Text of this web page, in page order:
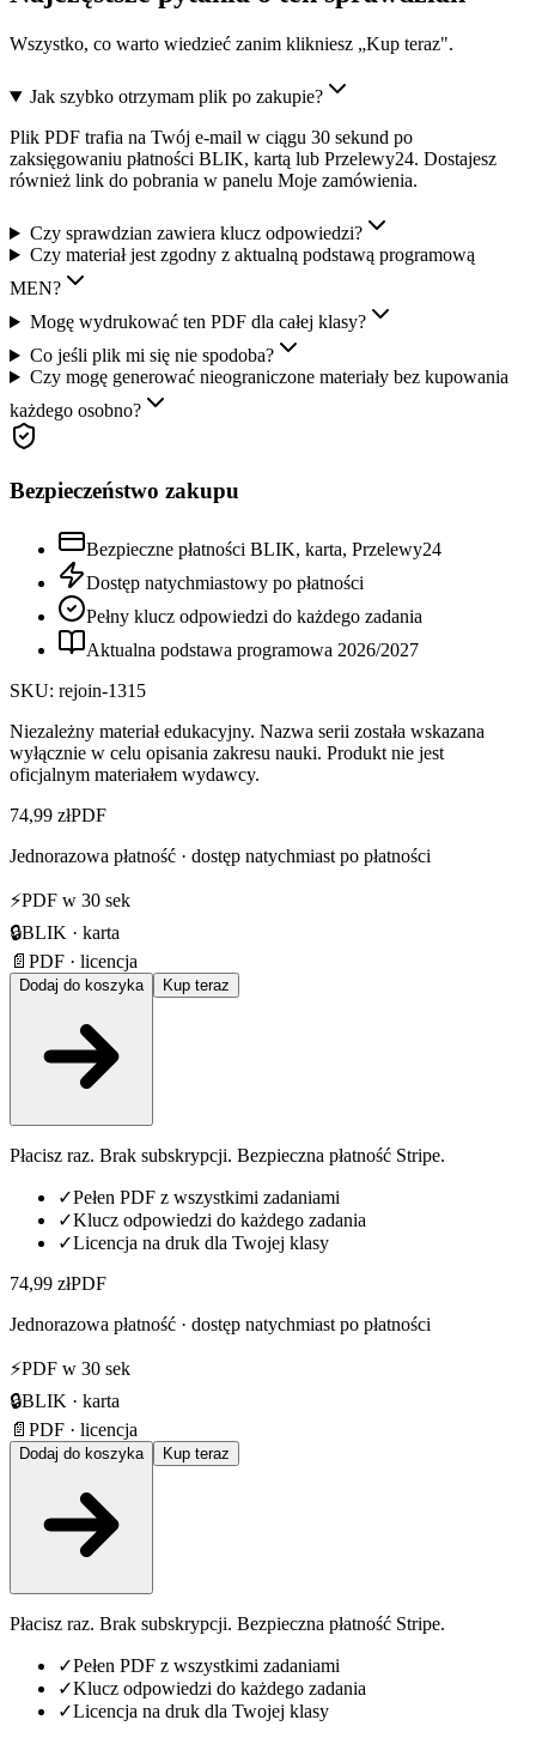
Wszystko, co warto wiedzieć zanim klikniesz „Kup teraz".
Jak szybko otrzymam plik po zakupie?
Plik PDF trafia na Twój e-mail w ciągu 30 sekund po
zaksięgowaniu płatności BLIK, kartą lub Przelewy24. Dostajesz
również link do pobrania w panelu Moje zamówienia.
Czy sprawdzian zawiera klucz odpowiedzi?
Czy materiał jest zgodny z aktualną podstawą programową
MEN?
Mogę wydrukować ten PDF dla całej klasy?
Co jeśli plik mi się nie spodoba?
Czy mogę generować nieograniczone materiały bez kupowania
każdego osobno?
Bezpieczeństwo zakupu
Bezpieczne płatności BLIK, karta, Przelewy24
Dostęp natychmiastowy po płatności
Pełny klucz odpowiedzi do każdego zadania
Aktualna podstawa programowa 2026/2027
SKU: rejoin-1315
Niezależny materiał edukacyjny. Nazwa serii została wskazana
wyłącznie w celu opisania zakresu nauki. Produkt nie jest
oficjalnym materiałem wydawcy.
74,99 złPDF
Jednorazowa płatność · dostęp natychmiast po płatności
⚡PDF w 30 sek
🔒BLIK · karta
📄 PDF · licencja
Dodaj do koszyka Kup teraz
Płacisz raz. Brak subskrypcji. Bezpieczna płatność Stripe.
✓Pełen PDF z wszystkimi zadaniami
✓Klucz odpowiedzi do każdego zadania
✓Licencja na druk dla Twojej klasy
74,99 złPDF
Jednorazowa płatność · dostęp natychmiast po płatności
⚡PDF w 30 sek
🔒BLIK · karta
📄 PDF · licencja
Dodaj do koszyka Kup teraz
Płacisz raz. Brak subskrypcji. Bezpieczna płatność Stripe.
✓Pełen PDF z wszystkimi zadaniami
✓Klucz odpowiedzi do każdego zadania
✓Licencja na druk dla Twojej klasy